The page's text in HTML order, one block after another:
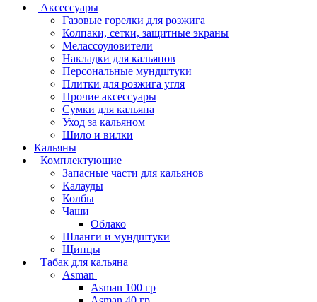
Аксессуары
Газовые горелки для розжига
Колпаки, сетки, защитные экраны
Мелассоуловители
Накладки для кальянов
Персональные мундштуки
Плитки для розжига угля
Прочие аксессуары
Сумки для кальяна
Уход за кальяном
Шило и вилки
Кальяны
Комплектующие
Запасные части для кальянов
Калауды
Колбы
Чаши
Облако
Шланги и мундштуки
Щипцы
Табак для кальяна
Asman
Asman 100 гр